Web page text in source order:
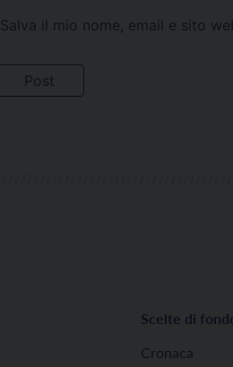
Salva il mio nome, email e sito
Scelte di
Cronaca